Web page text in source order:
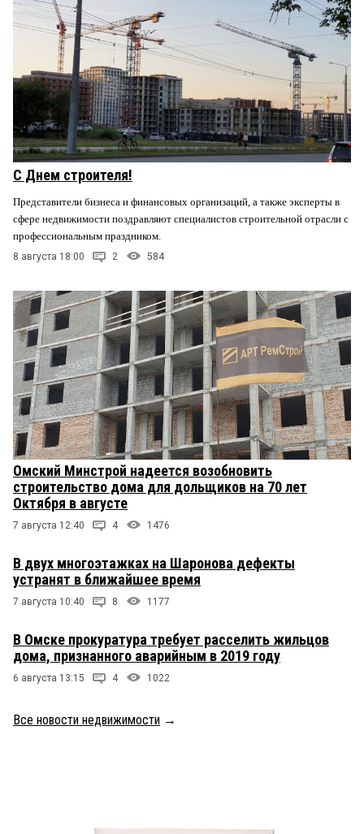
С Днем строителя!
Представители бизнеса и финансовых организаций, а также эксперты в
сфере недвижимости поздравляют специалистов строительной отрасли с
профессиональным праздником.
8 августа 18:00 2 584
Омский Минстрой надеется возобновить
строительство дома для дольщиков на 70 лет
Октября в августе
7 августа 12:40 4 1476
В двух многоэтажках на Шаронова дефекты
устранят в ближайшее время
7 августа 10:40 8 1177
В Омске прокуратура требует расселить жильцов
дома, признанного аварийным в 2019 году
6 августа 13:15 4 1022
Все новости недвижимости →